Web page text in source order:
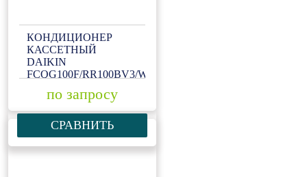
КОНДИЦИОНЕР
КАССЕТНЫЙ
DAIKIN
FCQG100F/RR100BV3/W1
по запросу
СРАВНИТЬ